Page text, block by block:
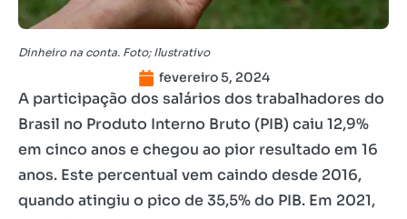
Dinheiro na conta. Foto; Ilustrativo
fevereiro 5, 2024
A participação dos salários dos trabalhadores do
Brasil no Produto Interno Bruto (PIB) caiu 12,9%
em cinco anos e chegou ao pior resultado em 16
anos. Este percentual vem caindo desde 2016,
quando atingiu o pico de 35,5% do PIB. Em 2021,